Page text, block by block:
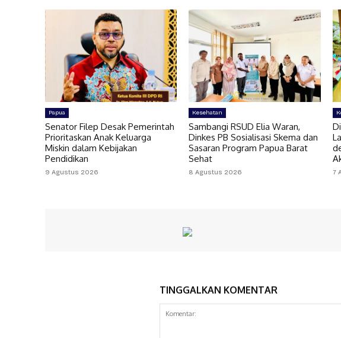
Papua
Senator Filep Desak Pemerintah
Prioritaskan Anak Keluarga
Miskin dalam Kebijakan
Pendidikan
9 Agustus 2026
Kesehatan
Sambangi RSUD Elia Waran,
Dinkes PB Sosialisasi Skema dan
Sasaran Program Papua Barat
Sehat
8 Agustus 2026 7
TINGGALKAN KOMENTAR